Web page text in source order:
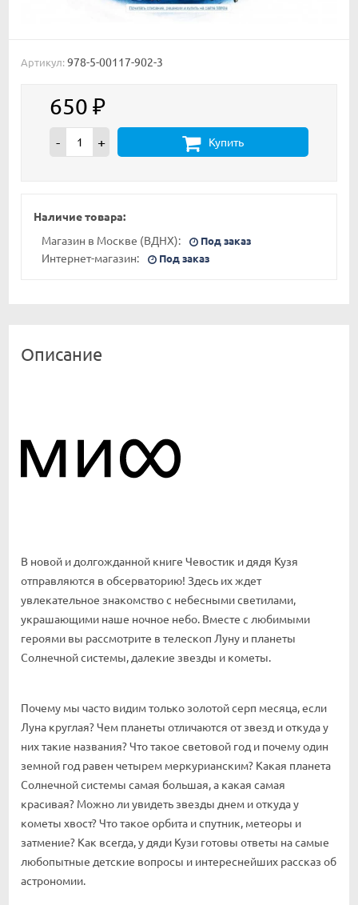
Артикул: 978-5-00117-902-3
650 ₽
- + Купить
Наличие товара:
Магазин в Москве (ВДНХ):
Под заказ
Интернет-магазин: Под заказ
Описание
В новой и долгожданной книге Чевостик и дядя Кузя
отправляются в обсерваторию! Здесь их ждет
увлекательное знакомство с небесными светилами,
украшающими наше ночное небо. Вместе с любимыми
героями вы рассмотрите в телескоп Луну и планеты
Солнечной системы, далекие звезды и кометы.
Почему мы часто видим только золотой серп месяца, если
Луна круглая? Чем планеты отличаются от звезд и откуда у
них такие названия? Что такое световой год и почему один
земной год равен четырем меркурианским? Какая планета
Солнечной системы самая большая, а какая самая
красивая? Можно ли увидеть звезды днем и откуда у
кометы хвост? Что такое орбита и спутник, метеоры и
затмение? Как всегда, у дяди Кузи готовы ответы на самые
любопытные детские вопросы и интереснейших рассказ об
астрономии.